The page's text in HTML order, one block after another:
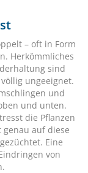
– oft in Form
Herkömmliches
sind
ungeeignet.
und
und unten.
die Pflanzen
auf diese
Eine
von